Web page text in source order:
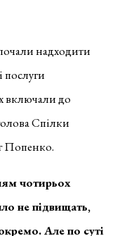
надходити
послуги
включали до
Спілки
Попенко.
чотирьох
не підвищать,
Але по суті